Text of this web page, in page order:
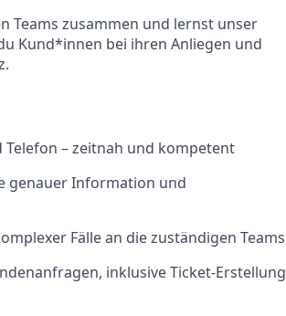
Teams zusammen und lernst unser
Kund*innen bei ihren Anliegen und
– zeitnah und kompetent
genauer Information und
Fälle an die zuständigen Teams
inklusive Ticket-Erstellung